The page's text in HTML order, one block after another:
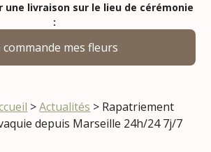
une livraison sur le lieu de cérémonie
:
commande mes fleurs
>Actualités > Rapatriement
depuis Marseille 24h/24 7j/7